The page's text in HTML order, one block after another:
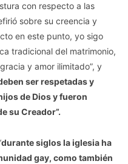
con respecto a las
sobre su creencia y
en este punto, yo sigo
tradicional del matrimonio,
y amor ilimitado”, y
ser respetadas y
de Dios y fueron
su Creador”.
durante siglos la iglesia ha
gay, como también